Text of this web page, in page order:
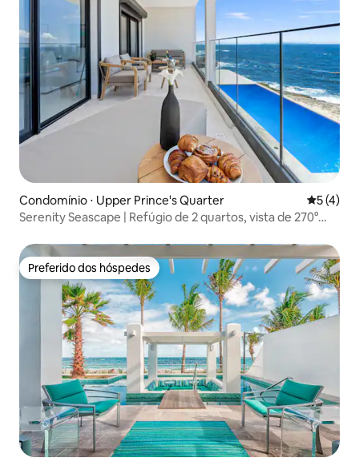
Condomínio ⋅ Upper Prince's Quarter 5 de
5 (4)
Serenity Seascape | Refúgio de 2 quartos, vista de 270°
Preferido dos hóspedes
Preferido dos hóspedes